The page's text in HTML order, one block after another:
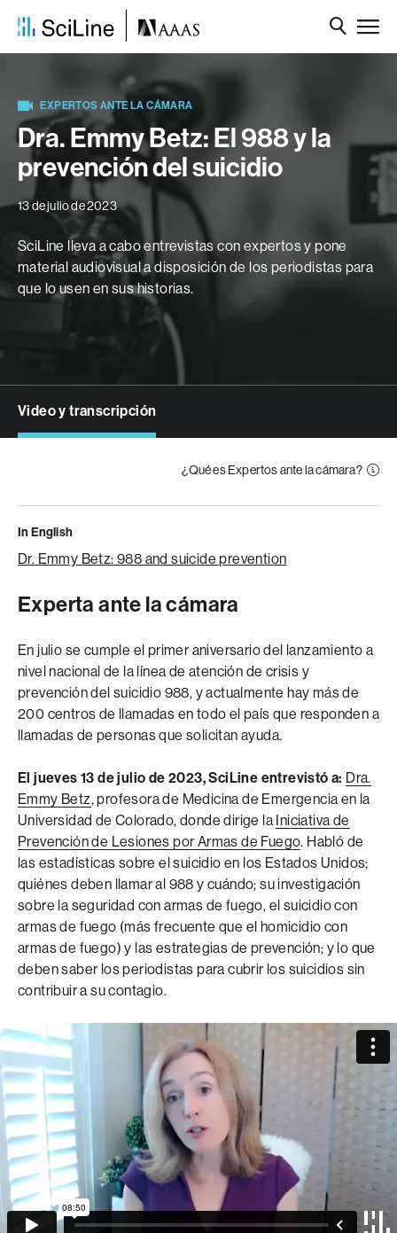
EXPERTOS ANTE LA CÁMARA
Dra. Emmy Betz: El 988 y la
prevención del suicidio
13 de julio de 2023
SciLine lleva a cabo entrevistas con expertos y pone
material audiovisual a disposición de los periodistas para
que lo usen en sus historias.
Video y transcripción
¿Qué es Expertos ante la cámara?
In English
Dr. Emmy Betz: 988 and suicide prevention
Experta ante la cámara
En julio se cumple el primer aniversario del lanzamiento a
nivel nacional de la línea de atención de crisis y
prevención del suicidio 988, y actualmente hay más de
200 centros de llamadas en todo el país que responden a
llamadas de personas que solicitan ayuda.
El jueves 13 de julio de 2023, SciLine entrevistó a: Dra.
Emmy Betz, profesora de Medicina de Emergencia en la
Universidad de Colorado, donde dirige la Iniciativa de
Prevención de Lesiones por Armas de Fuego. Habló de
las estadísticas sobre el suicidio en los Estados Unidos;
quiénes deben llamar al 988 y cuándo; su investigación
sobre la seguridad con armas de fuego, el suicidio con
armas de fuego (más frecuente que el homicidio con
armas de fuego) y las estrategias de prevención; y lo que
deben saber los periodistas para cubrir los suicidios sin
contribuir a su contagio.